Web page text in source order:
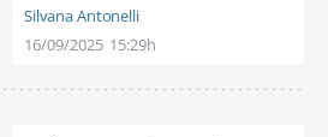
Silvana Antonelli
16/09/2025 15:29h